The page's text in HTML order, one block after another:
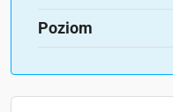
Poziom